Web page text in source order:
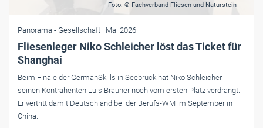
Foto: © Fachverband Fliesen und Naturstein
Panorama - Gesellschaft | Mai 2026
Fliesenleger Niko Schleicher löst das Ticket für
Shanghai
Beim Finale der GermanSkills in Seebruck hat Niko Schleicher
seinen Kontrahenten Luis Brauner noch vom ersten Platz verdrängt.
Er vertritt damit Deutschland bei der Berufs-WM im September in
China.